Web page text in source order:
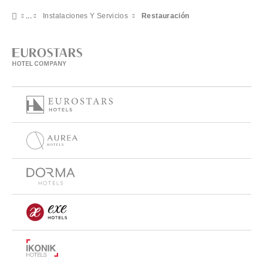
Instalaciones Y Servicios Restauración